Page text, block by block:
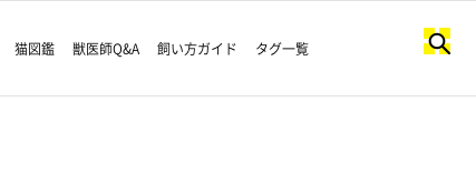
猫図鑑 獣医師Q&A 飼い方ガイド タグ一覧